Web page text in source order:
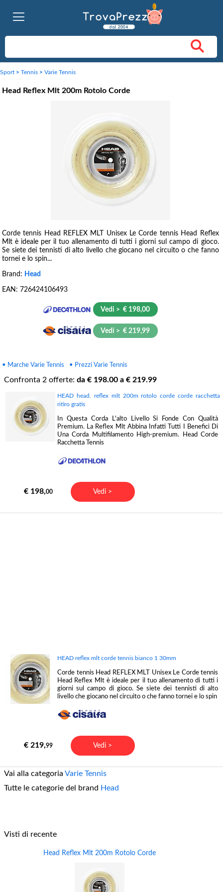
Sport > Tennis > Varie Tennis
Head Reflex Mlt 200m Rotolo Corde
Corde tennis Head REFLEX MLT Unisex Le Corde tennis Head Reflex
Mlt è ideale per il tuo allenamento di tutti i giorni sul campo di gioco.
Se siete dei tennisti di alto livello che giocano nel circuito o che fanno
tornei e lo spin...
Brand: Head
EAN: 726424106493
Vedi > € 198,00
Vedi > € 219,99
• Marche Varie Tennis • Prezzi Varie Tennis
Confronta 2 offerte: da € 198.00 a € 219.99
HEAD head. reflex mlt 200m rotolo corde corde racchetta
ritiro gratis
In Questa Corda L'alto Livello Si Fonde Con Qualità
Premium. La Reflex Mlt Abbina Infatti Tutti I Benefici Di
Una Corda Multifilamento High-premium. Head Corde
Racchetta Tennis
€ 198,00 Vedi >
HEAD reflex mlt corde tennis bianco 1 30mm
Corde tennis Head REFLEX MLT Unisex Le Corde tennis
Head Reflex Mlt è ideale per il tuo allenamento di tutti i
giorni sul campo di gioco. Se siete dei tennisti di alto
livello che giocano nel circuito o che fanno tornei e lo spin
€ 219,99 Vedi >
Vai alla categoria Varie Tennis
Tutte le categorie del brand Head
Visti di recente
Head Reflex Mlt 200m Rotolo Corde